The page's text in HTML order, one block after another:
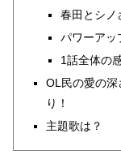
春田とシノ
パワーアッ
1話全体の
OL民の愛の深
り！
主題歌は？